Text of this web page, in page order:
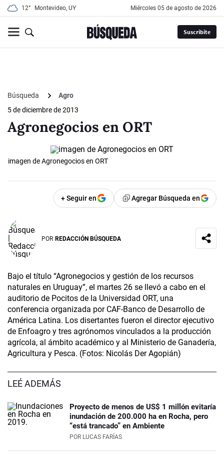
12° Montevideo, UY miércoles 05 de agosto de 2026
Suscribite
Búsqueda
Agro
5 de diciembre de 2013
Agronegocios en ORT
imagen de Agronegocios en ORT
+ Seguir en Agregar Búsqueda en
POR REDACCIÓN BÚSQUEDA
Bajo el título “Agronegocios y gestión de los recursos
naturales en Uruguay”, el martes 26 se llevó a cabo en el
auditorio de Pocitos de la Universidad ORT, una
conferencia organizada por CAF-Banco de Desarrollo de
América Latina. Los disertantes fueron el director ejecutivo
de Enfoagro y tres agrónomos vinculados a la producción
agrícola, al ámbito académico y al Ministerio de Ganadería,
Agricultura y Pesca. (Fotos: Nicolás Der Agopián)
LEÉ ADEMÁS
Proyecto de menos de US$ 1 millón evitaría
inundación de 200.000 ha en Rocha, pero
“está trancado” en Ambiente
POR LUCAS FARÍAS